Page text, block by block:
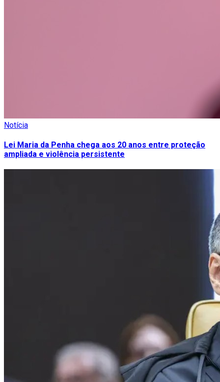
Notícia
Lei Maria da Penha chega aos 20 anos entre proteção
ampliada e violência persistente